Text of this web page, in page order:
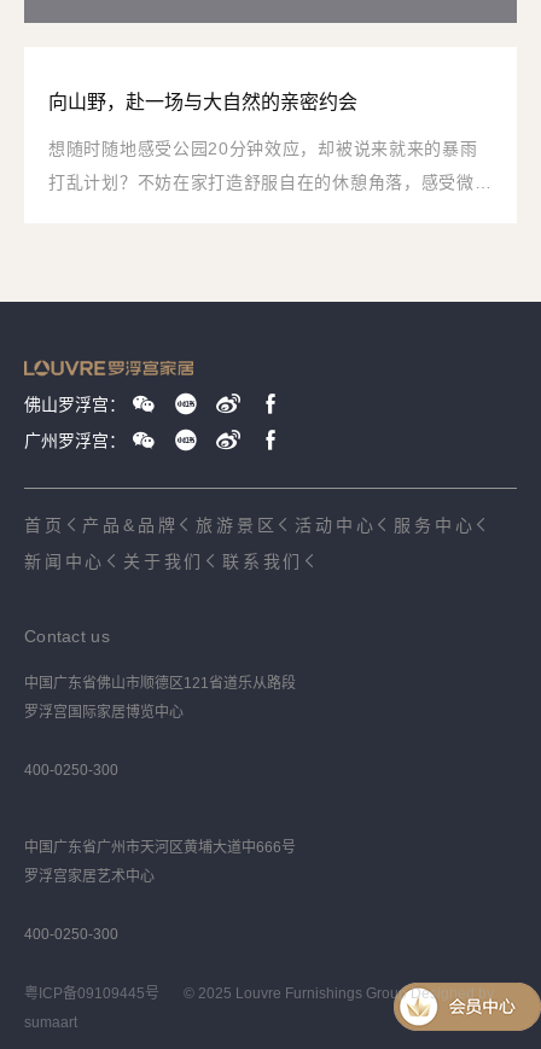
向山野，赴一场与大自然的亲密约会
想随时随地感受公园20分钟效应，却被说来就来的暴雨
打乱计划？不妨在家打造舒服自在的休憩角落，感受微风
佛山罗浮宫：
广州罗浮宫：
首页 产品&品牌 旅游景区 活动中心
服务中心
新闻中心
关于我们 联系我们
Contact us
中国广东省佛山市顺德区121省道乐从路段
罗浮宫国际家居博览中心
400-0250-300
中国广东省广州市天河区黄埔大道中666号
罗浮宫家居艺术中心
400-0250-300
粤ICP备09109445号
© 2025 Louvre Furnishings Group Designed by
sumaart